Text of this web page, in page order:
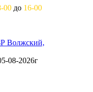
00 до 16-00
Волжский,
08-2026г